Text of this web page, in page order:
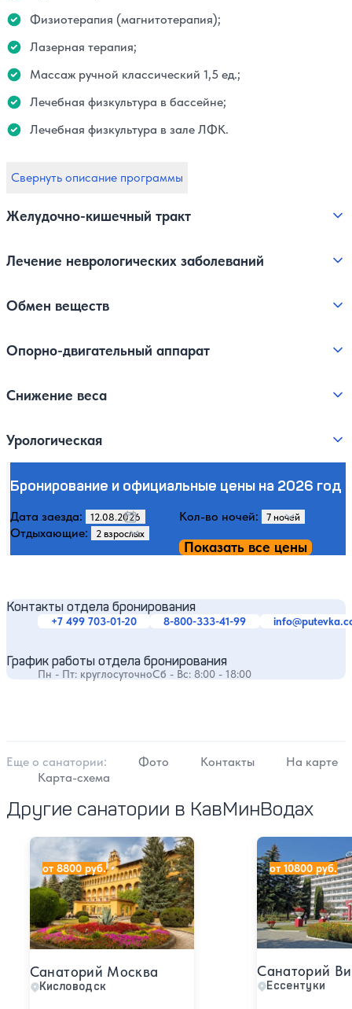
Физиотерапия (магнитотерапия);
Лазерная терапия;
Массаж ручной классический 1,5 ед.;
Лечебная физкультура в бассейне;
Лечебная физкультура в зале ЛФК.
Свернуть описание программы
Желудочно-кишечный тракт
Лечение неврологических заболеваний
Обмен веществ
Опорно-двигательный аппарат
Снижение веса
Урологическая
Бронирование и официальные цены на 2026 год
Дата заезда:
Кол-во ночей:
Отдыхающие:
Показать все цены
Контакты отдела бронирования
+7 499 703-01-20 8-800-333-41-99
График работы отдела бронирования
Пн - Пт: круглосуточноСб - Вс: 8:00 - 18:00
Еще о cанатории: Фото Контакты
На карте
Карта-схема
Другие санатории в КавМинВодах
Санаторий Москва
Кисловодск
Санаторий Москва
от 8800 руб.
Санаторий
Ессентуки
Санаторий
от 10800 руб.